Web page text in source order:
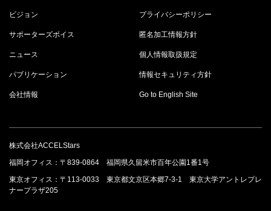
ビジョン
サポーターズボイス
ニュース
パブリケーション
会社情報
プライバシーポリシー
匿名加工情報方針
個人情報取扱規定
情報セキュリティ方針
Go to English Site
株式会社ACCELStars
福岡オフィス：〒839-0864 福岡県久留米市百年公園1番1号
東京オフィス：〒113-0033 東京都文京区本郷7-3-1 東京大学アントレプレ
ナープラザ205